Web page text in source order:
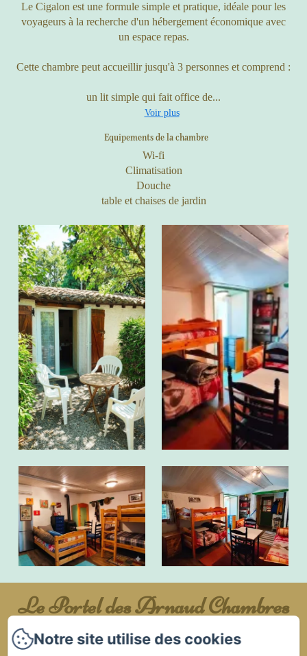
Le Cigalon est une formule simple et pratique, idéale pour les
voyageurs à la recherche d'un hébergement économique avec
un espace repas.
Cette chambre peut accueillir jusqu'à 3 personnes et comprend :
un lit simple qui fait office de...
Voir plus
Equipements de la chambre
Wi-fi
Climatisation
Douche
table et chaises de jardin
Le Portel des Arnaud Chambres
d'Hôtes
Notre site utilise des cookies